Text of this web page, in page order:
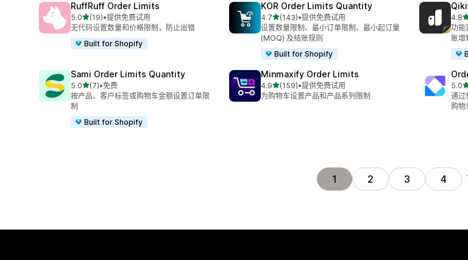
RuffRuff Order Limits
5.0星（满分 5 星）
(19)
总共 19 条评论
•提供免费试用
无代码设置数量和价格限制，防止出错
Built for Shopify
KOR Order Limits Quantity
4.7星（满分 5 星）
(143)
总共 143 条评论
•提供免费试用
设置数量限制、最小订单限制、最小起订量
(MOQ) 及结账规则
Built for Shopify
4.8
总共
功能
账增
Sami Order Limits Quantity
5.0星（满分 5 星）
(7)
总共 7 条评论
•免费
按产品、客户标签或购物车金额设置订单限
制
Built for Shopify
Minmaxify Order Limits
4.9星（满分 5 星）
(159)
总共 159 条评论
•提供免费试用
为购物车设置产品和产品系列限制
5.0
总共
通过
购物
1 2 3 4